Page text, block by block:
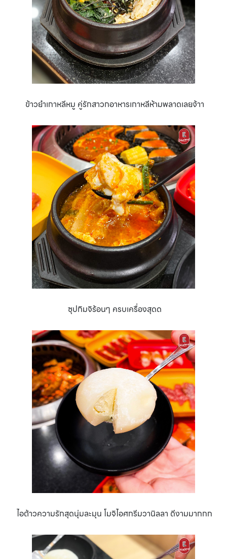
ข้าวยำเกาหลีหมู คู่รักสาวกอาหารเกาหลีห้ามพลาดเลยจ้าา
ซุปกิมจิร้อนๆ ครบเครื่องสุดด
ไอต้าวความรักสุดนุ่มละมุน โมจิไอศกรีมวานิลลา ดีงามมากกก